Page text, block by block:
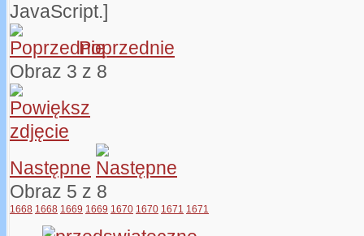
JavaScript.]
Poprzednie
Obraz 3 z 8
Następne
Obraz 5 z 8
1668 1668 1669 1669 1670 1670 1671 1671